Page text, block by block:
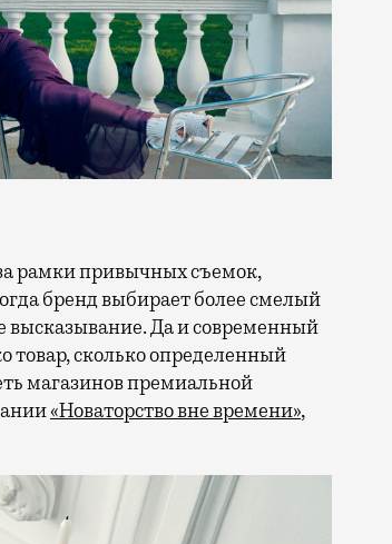
бренд выбирает более смелый
высказывание. Да и современный
товар, сколько определенный
магазинов премиальной
«Новаторство вне времени»,